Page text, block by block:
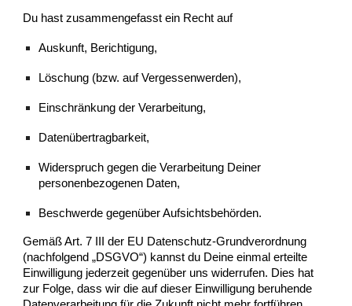
Du hast zusammengefasst ein Recht auf
Auskunft, ​Berichtigung,
Löschung (bzw. auf Vergessenwerden),
Einschränkung der Verarbeitung,
Datenübertragbarkeit,
Widerspruch gegen die Verarbeitung Deiner
personenbezogenen Daten,
Beschwerde gegenüber Aufsichtsbehörden.
Gemäß Art. 7 III der EU Datenschutz-Grundverordnung
(nachfolgend „DSGVO“) kannst du Deine einmal erteilte
Einwilligung jederzeit gegenüber uns widerrufen. Dies hat
zur Folge, dass wir die auf dieser Einwilligung beruhende